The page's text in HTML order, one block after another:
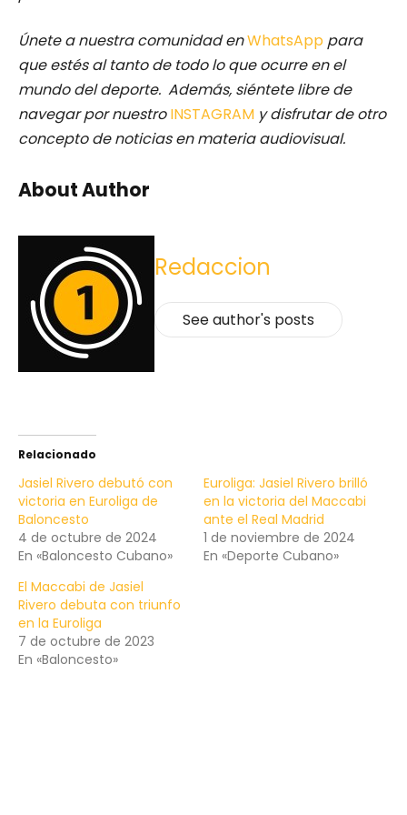
Únete a nuestra comunidad enWhatsApp para
que estés al tanto de todo lo que ocurre en el
mundo del deporte. Además, siéntete libre de
navegar por nuestro INSTAGRAM y disfrutar de otro
concepto de noticias en materia audiovisual.
About Author
Redaccion
See author's posts
Relacionado
Jasiel Rivero debutó con
victoria en Euroliga de
Baloncesto
4 de octubre de 2024
En «Baloncesto Cubano»
Euroliga: Jasiel Rivero brilló
en la victoria del Maccabi
ante el Real Madrid
1 de noviembre de 2024
En «Deporte Cubano»
El Maccabi de Jasiel
Rivero debuta con triunfo
en la Euroliga
7 de octubre de 2023
En «Baloncesto»